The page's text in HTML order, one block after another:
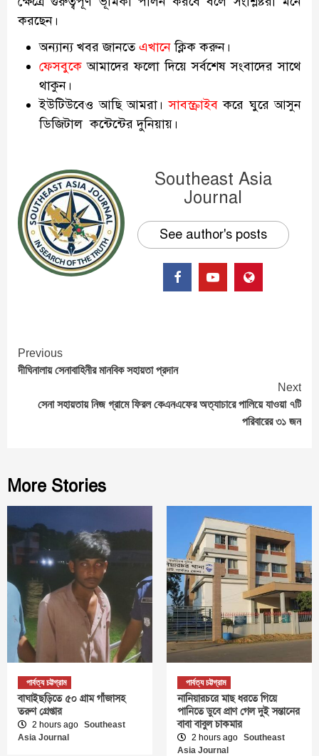
করছেন।
অন্যান্য খবর জানতে এখানে ক্লিক করুন।
ফেসবুকে আমাদের ফলো দিয়ে সর্বশেষ সংবাদের সাথে
থাকুন।
ইউটিউবেও আছি আমরা। সাবস্ক্রাইব করে ঘুরে আসুন
ডিজিটাল কন্টেন্টের দুনিয়ায়।
Southeast Asia
Journal
See author's posts
Continue
Reading
Previous
দীঘিনালায় সেনাবাহিনীর মানবিক সহায়তা প্রদান
Next
সেনা সহায়তায় নিজ গ্রামে ফিরল কেএনএফের অত্যাচারে পালিয়ে যাওয়া ৭টি
পরিবারের ৩১ জন
More Stories
পার্বত্য চট্টগ্রাম
বাঘাইছড়িতে ৫০ গ্রাম গাঁজাসহ
তরুণ গ্রেপ্তার
2 hours ago Southeast
Asia Journal
পার্বত্য চট্টগ্রাম
নানিয়ারচরে মাছ ধরতে গিয়ে
পানিতে ডুবে প্রাণ গেল দুই সন্তানের
বাবা বাবুল চাকমার
2 hours ago Southeast
Asia Journal